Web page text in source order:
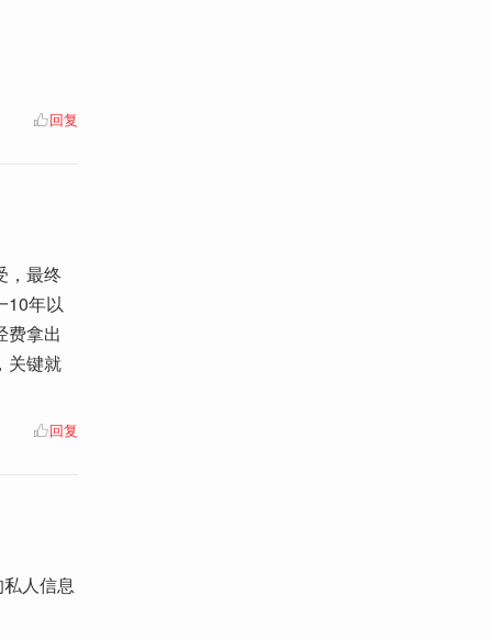
回复
，最终
10年以
费拿出
关键就
回复
人信息